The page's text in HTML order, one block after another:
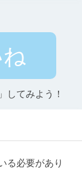
してみよう！
る必要があり